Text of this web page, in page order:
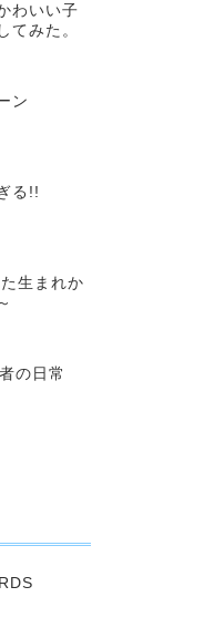
わいい子
てみた。
ン
る!!
生まれか
の日常